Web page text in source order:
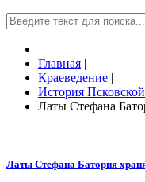
Главная |
Краеведение |
История
Латы Стефана
Латы Стефана Батория